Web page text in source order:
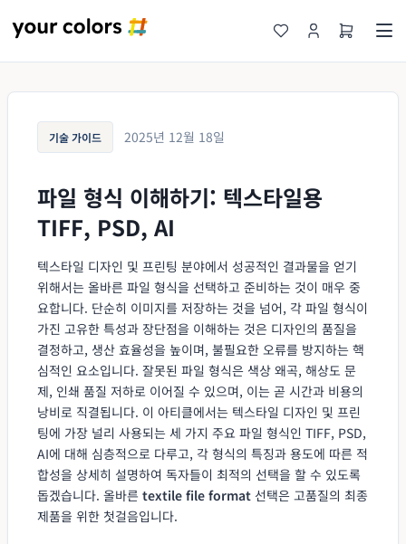
기술 가이드 2025년 12월 18일
파일 형식 이해하기: 텍스타일용
TIFF, PSD, AI
텍스타일 디자인 및 프린팅 분야에서 성공적인 결과물을 얻기
위해서는 올바른 파일 형식을 선택하고 준비하는 것이 매우 중
요합니다. 단순히 이미지를 저장하는 것을 넘어, 각 파일 형식이
가진 고유한 특성과 장단점을 이해하는 것은 디자인의 품질을
결정하고, 생산 효율성을 높이며, 불필요한 오류를 방지하는 핵
심적인 요소입니다. 잘못된 파일 형식은 색상 왜곡, 해상도 문
제, 인쇄 품질 저하로 이어질 수 있으며, 이는 곧 시간과 비용의
낭비로 직결됩니다. 이 아티클에서는 텍스타일 디자인 및 프린
팅에 가장 널리 사용되는 세 가지 주요 파일 형식인 TIFF, PSD,
AI에 대해 심층적으로 다루고, 각 형식의 특징과 용도에 따른 적
합성을 상세히 설명하여 독자들이 최적의 선택을 할 수 있도록
돕겠습니다. 올바른 textile file format 선택은 고품질의 최종
제품을 위한 첫걸음입니다.